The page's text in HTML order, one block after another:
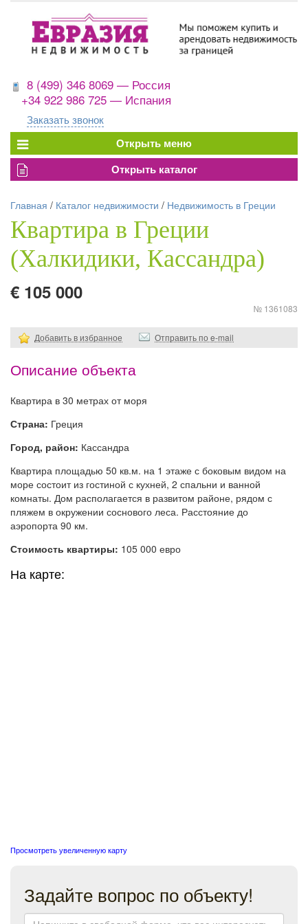
8 (499) 346 8069 — Россия
+34 922 986 725 — Испания
Заказать звонок
Главная / Каталог недвижимости / Недвижимость в Греции
Квартира в Греции
(Халкидики, Кассандра)
€ 105 000
№ 1361083
Добавить в избранное Отправить по e-mail
Описание объекта
Квартира в 30 метрах от моря
Страна: Греция
Город, район: Кассандра
Квартира площадью 50 кв.м. на 1 этаже с боковым видом на
море состоит из гостиной с кухней, 2 спальни и ванной
комнаты. Дом располагается в развитом районе, рядом с
пляжем в окружении соснового леса. Расстояние до
аэропорта 90 км.
Стоимость квартиры: 105 000 евро
На карте:
Просмотреть увеличенную карту
Задайте вопрос по объекту!